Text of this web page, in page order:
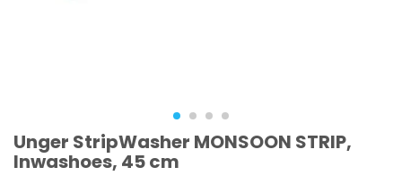
Unger StripWasher MONSOON STRIP,
Inwashoes, 45 cm